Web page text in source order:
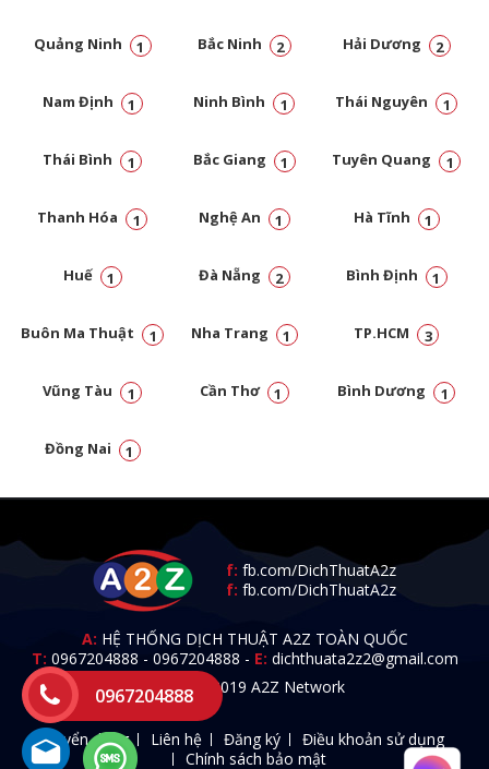
Quảng Ninh 1 Bắc Ninh 2 Hải Dương 2
Nam Định 1 Ninh Bình 1 Thái Nguyên 1
Thái Bình 1 Bắc Giang 1 Tuyên Quang 1
Thanh Hóa 1 Nghệ An 1 Hà Tĩnh 1
Huế 1 Đà Nẵng 2 Bình Định 1
Buôn Ma Thuật 1 Nha Trang 1 TP.HCM 3
Vũng Tàu 1 Cần Thơ 1 Bình Dương 1
Đồng Nai 1
f: fb.com/DichThuatA2z
f: fb.com/DichThuatA2z
A: HỆ THỐNG DỊCH THUẬT A2Z TOÀN QUỐC
T: 0967204888 - 0967204888 - E: dichthuata2z2@gmail.com
© 2009 - 2019 A2Z Network
Tuyển dụng Liên hệ Đăng ký
Điều khoản sử dụng
Chính sách bảo mật
0967204888